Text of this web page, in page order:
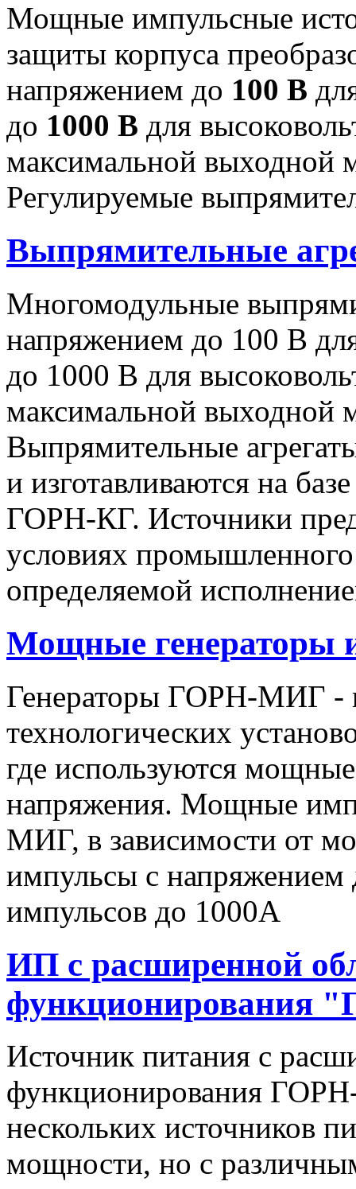
Мощные импульсные
защиты корпуса
напряжением до 100 В
до 1000 В для
максимальной
Регулируемые
Выпрямительные
Многомодульные
напряжением до 100 В
до 1000 В для
максимальной
Выпрямительные
и изготавливаются на
ГОРН-КГ. Источники
условиях промышленного
определяемой
Мощные
Генераторы ГОРН-МИГ -
технологических
где используются
напряжения. Мощные
МИГ, в зависимости от
импульсы c
импульсов до 1000А
ИП с расширенной
функционирования
Источник питания с
функционирования
нескольких источников
мощности, но с